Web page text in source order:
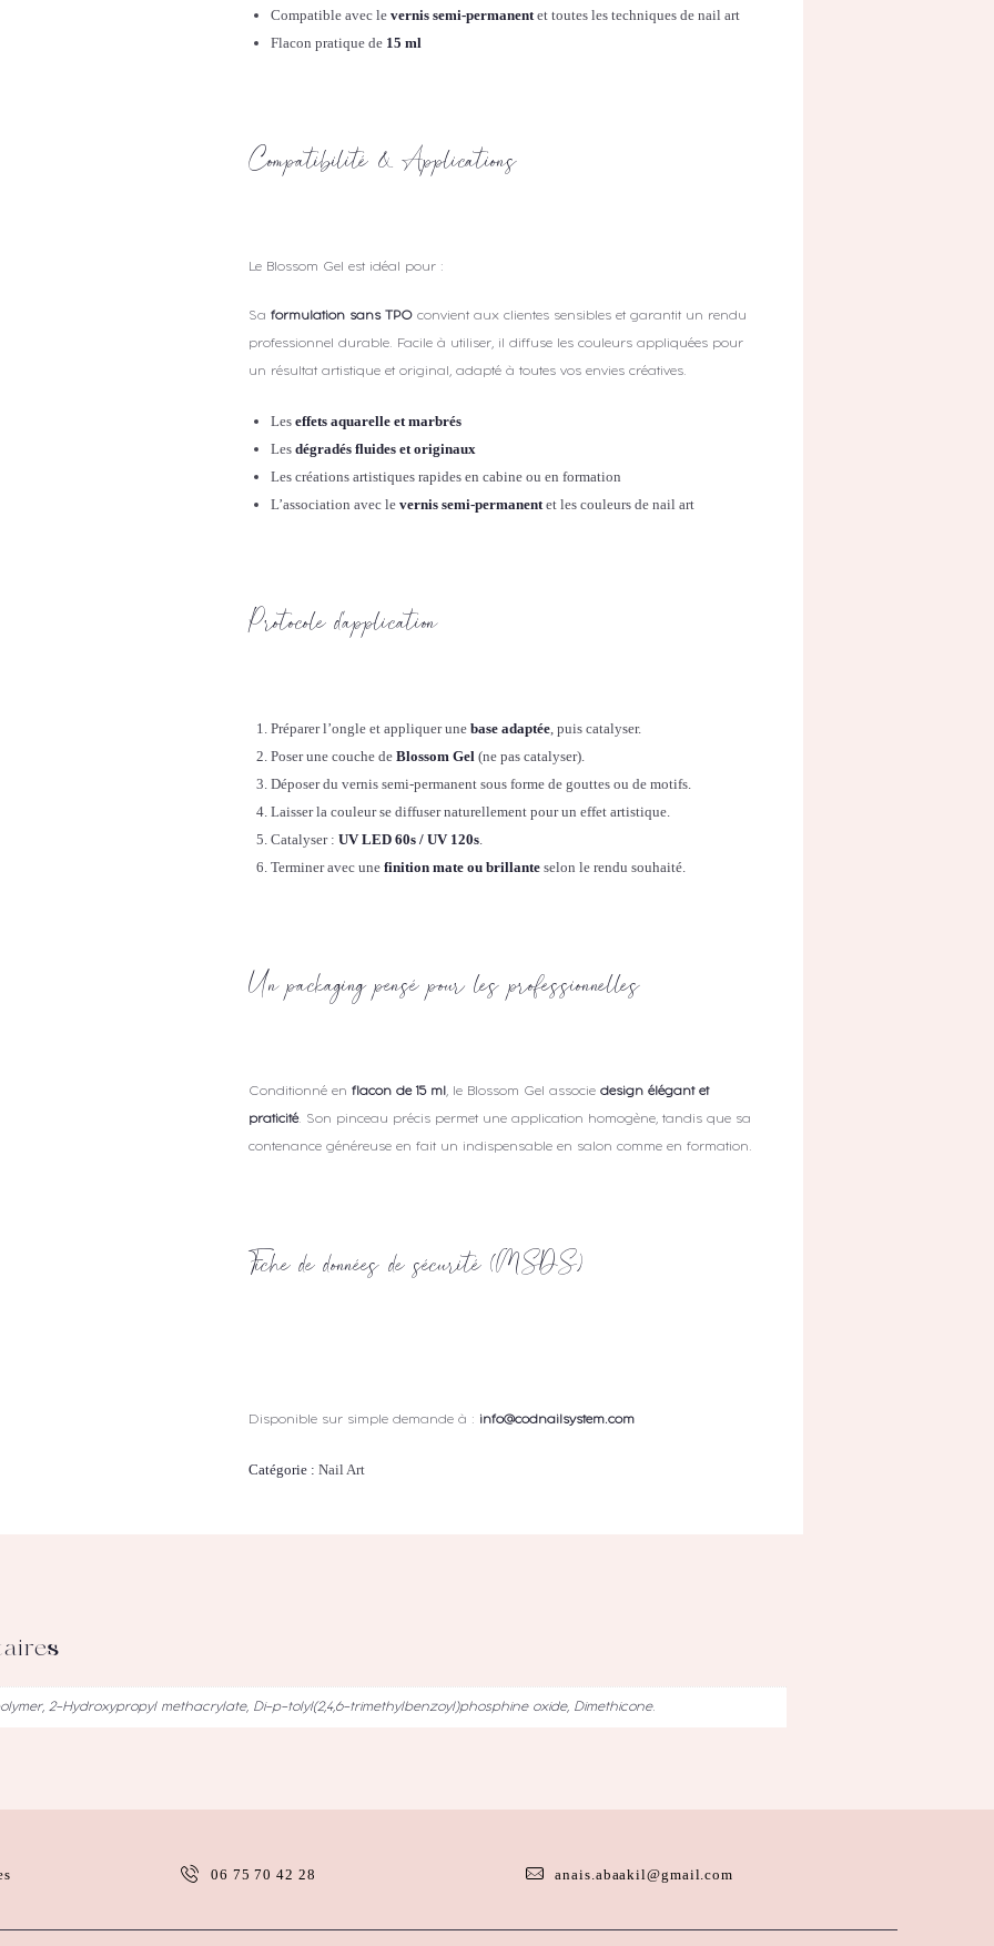
Compatible avec levernis semi-permanent et toutes les techniques de nail art
Flacon pratique de 15 ml
Compatibilité & Applications
Le Blossom Gel est idéal pour :
Sa formulation sans TPO convient aux clientes sensibles et garantit un rendu
professionnel durable. Facile à utiliser, il diffuse les couleurs appliquées pour
un résultat artistique et original, adapté à toutes vos envies créatives.
Leseffets aquarelle et marbrés
Lesdégradés fluides et originaux
Les créations artistiques rapides en cabine ou en formation
L’association avec levernis semi-permanent et les couleurs de nail art
Protocole d’application
Préparer l’ongle et appliquer unebase adaptée , puis catalyser.
Poser une couche deBlossom Gel (ne pas catalyser).
Déposer du vernis semi-permanent sous forme de gouttes ou de motifs.
Laisser la couleur se diffuser naturellement pour un effet artistique.
Catalyser :UV LED 60s / UV 120s
Terminer avec unefinition mate ou brillante selon le rendu souhaité.
Un packaging pensé pour les professionnelles
Conditionné en flacon de 15 ml , le Blossom Gel associe design élégant et
praticité. Son pinceau précis permet une application homogène, tandis que sa
contenance généreuse en fait un indispensable en salon comme en formation.
Fiche de données de sécurité (MSDS)
Disponible sur simple demande à : info@codnailsystem.com
Catégorie : Nail Art
2-Hydroxypropyl methacrylate, Di-p-tolyl(2,4,6-trimethylbenzoyl)phosphine oxide, Dimethicone.
06 75 70 42 28 anais.abaakil@gmail.com